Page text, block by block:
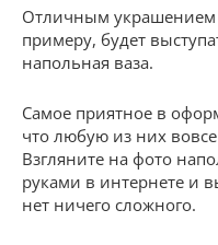
Отличным украшением
примеру, будет
напольная ваза.
Самое приятное в
что любую из них
Взгляните на фото
руками в интернете и
нет ничего сложного.